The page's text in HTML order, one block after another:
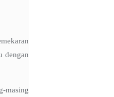
dengan
masing